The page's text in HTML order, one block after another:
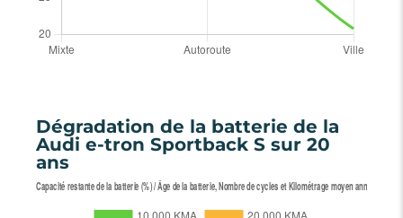
Dégradation de la batterie de la
Audi e-tron Sportback S sur 20
ans